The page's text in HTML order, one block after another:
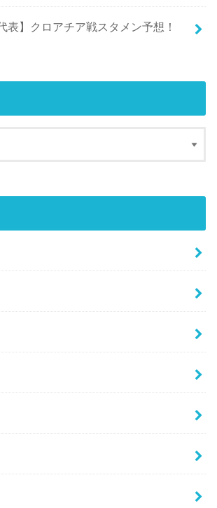
表】クロアチア戦スタメン予想！